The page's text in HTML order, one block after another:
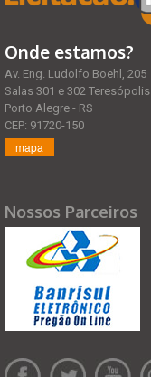
Onde estamos?
Av. Eng. Ludolfo Boehl, 205
Salas 301 e 302 Teresópolis
Porto Alegre - RS
CEP: 91720-150
mapa
Nossos Parceiros